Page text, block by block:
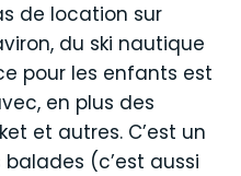
de location sur
du ski nautique
pour les enfants est
en plus des
et autres. C’est un
(c’est aussi